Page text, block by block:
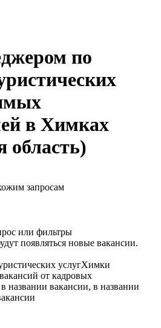
по
в Химках
область)
запросам
или фильтры
появляться новые вакансии.
услугХимки
от кадровых
названии вакансии, в названии